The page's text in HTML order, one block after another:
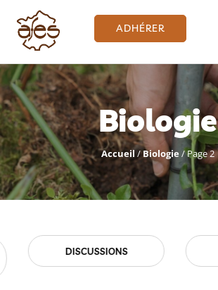
ADHÉRER
Biologie
Accueil/Biologie /Page 2
EMPLOIS